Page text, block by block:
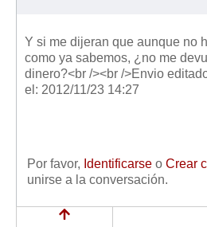
Y si me dijeran que aunque no
como ya sabemos, ¿no me
dinero?<br /><br />Envio
el: 2012/11/23 14:27
Por favor, Identificarse o Crear
unirse a la conversación.